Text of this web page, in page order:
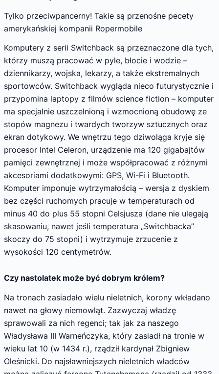
Tylko przeciwpancerny! Takie są przenośne pecety
amerykańskiej kompanii Ropermobile
Komputery z serii Switchback są przeznaczone dla tych,
którzy muszą pracować w pyle, błocie i wodzie –
dziennikarzy, wojska, lekarzy, a także ekstremalnych
sportowców. Switchback wygląda nieco futurystycznie i
przypomina laptopy z filmów science fiction – komputer
ma specjalnie uszczelnioną i wzmocnioną obudowę ze
stopów magnezu i twardych tworzyw sztucznych oraz
ekran dotykowy. We wnętrzu tego dziwoląga kryje się
procesor Intel Celeron, urządzenie ma 120 gigabajtów
pamięci zewnętrznej i może współpracować z różnymi
akcesoriami dodatkowymi: GPS, Wi-Fi i Bluetooth.
Komputer imponuje wytrzymałością – wersja z dyskiem
bez części ruchomych pracuje w temperaturach od
minus 40 do plus 55 stopni Celsjusza (dane nie ulegają
skasowaniu, nawet jeśli temperatura „Switchbacka”
skoczy do 75 stopni) i wytrzymuje zrzucenie z
wysokości 120 centymetrów.
Czy nastolatek może być dobrym królem?
Na tronach zasiadało wielu nieletnich, korony wkładano
nawet na głowy niemowląt. Zazwyczaj władzę
sprawowali za nich regenci; tak jak za naszego
Władysława III Warneńczyka, który zasiadł na tronie w
wieku lat 10 (w 1434 r.), rządził kardynał Zbigniew
Oleśnicki. Do najsławniejszych nieletnich władców